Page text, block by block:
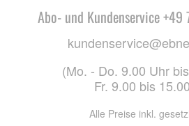
Abo- und Kundenservice
(Mo. - Do. 9.00 Uhr
Fr. 9.00 bis
Alle Preise inkl.